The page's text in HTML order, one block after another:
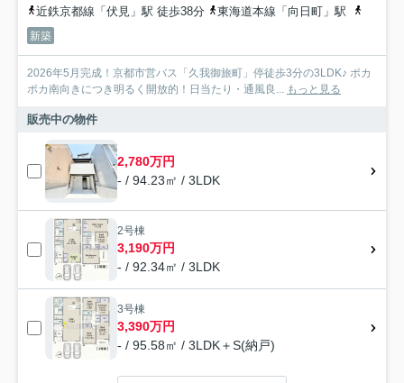
近鉄京都線「伏見」駅 徒歩38分
東海道本線「向日町」駅
新築
2026年5月完成！京都市営バス「久我御旅町」停徒歩3分の3LDK♪ ポカ
ポカ南向きにつき明るく開放的！日当たり・通風良... もっと見る
販売中の物件
2,780万円
- / 94.23㎡ / 3LDK
2号棟
3,190万円
- / 92.34㎡ / 3LDK
3号棟
3,390万円
- / 95.58㎡ / 3LDK＋S(納戸)